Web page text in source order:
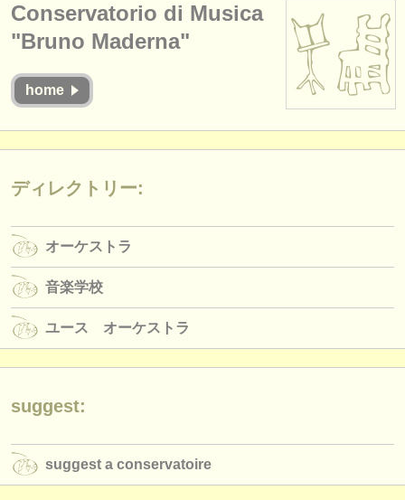
講習会
コンクール
盗まれた楽器
ディレクトリー:
音楽学校
ユース オーケストラ
musicalchairs:
お問い合わせ
クラシック音楽ニュース
Conservatorio di Musica
"Bruno Maderna"
home
ディレクトリー:
オーケストラ
音楽学校
ユース オーケストラ
suggest:
suggest a conservatoire